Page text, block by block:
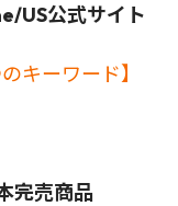
US公式サイト
キーワード】
完売商品